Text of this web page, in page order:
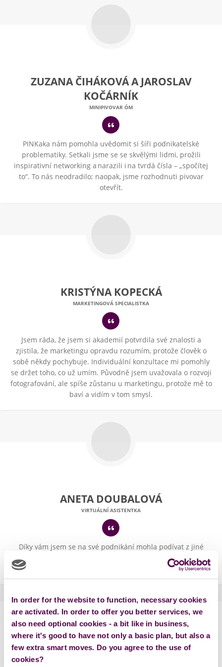
In order for the website to function, necessary cookies
are activated. In order to offer you better services, we
also need optional cookies - a bit like in business,
where it's good to have not only a basic plan, but also a
few extra smart moves. Do you agree to the use of
cookies?
ZUZANA ČIHÁKOVÁ A JAROSLAV
KOČÁRNÍK
MINIPIVOVAR ÓM
PINKaka nám pomohla uvědomit si šíři podnikatelské
problematiky. Setkali jsme se se skvělými lidmi, prožili
inspirativní networking a narazili i na tvrdá čísla – „spočítej
to“. To nás neodradilo; naopak, jsme rozhodnuti pivovar
otevřít.
KRISTÝNA KOPECKÁ
MARKETINGOVÁ SPECIALISTKA
Jsem ráda, že jsem si akademií potvrdila své znalosti a
zjistila, že marketingu opravdu rozumím, protože člověk o
sobě někdy pochybuje. Individuální konzultace mi pomohly
se držet toho, co už umím. Původně jsem uvažovala o rozvoji
fotografování, ale spíše zůstanu u marketingu, protože mě to
baví a vidím v tom smysl.
ANETA DOUBALOVÁ
VIRTUÁLNÍ ASISTENTKA
Díky vám jsem se na své podnikání mohla podívat z jiné
perspektivy, naučila jsem se spoustu věcí o marketingu, o
kterých jsem předtím neměla tušení.
DÍKY PODPOŘE MĚSTA
VZNIKAJÍ SMYSLUPLNÉ